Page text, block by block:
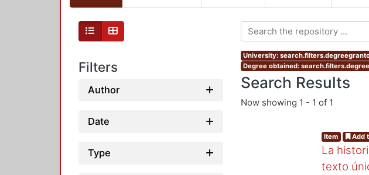
Filters
Author
Date
Type
University:
Degree obtained:
Search Results
Now showing 1 - 1 of 1
Item Add
La
texto